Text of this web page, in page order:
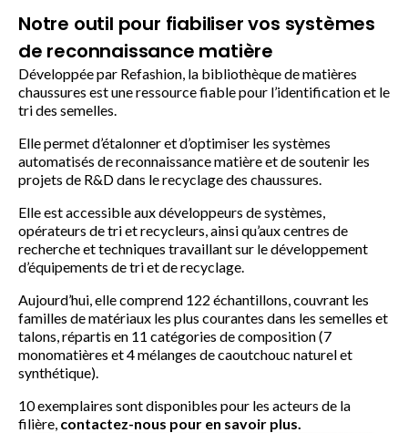
Notre outil pour fiabiliser vos systèmes
de reconnaissance matière
Développée par Refashion, la bibliothèque de matières
chaussures est une ressource fiable pour l’identification et le
tri des semelles.
Elle permet d’étalonner et d’optimiser les systèmes
automatisés de reconnaissance matière et de soutenir les
projets de R&D dans le recyclage des chaussures.
Elle est accessible aux développeurs de systèmes,
opérateurs de tri et recycleurs, ainsi qu’aux centres de
recherche et techniques travaillant sur le développement
d’équipements de tri et de recyclage.
Aujourd’hui, elle comprend 122 échantillons, couvrant les
familles de matériaux les plus courantes dans les semelles et
talons, répartis en 11 catégories de composition (7
monomatières et 4 mélanges de caoutchouc naturel et
synthétique).
10 exemplaires sont disponibles pour les acteurs de la
filière, contactez-nous pour en savoir plus.